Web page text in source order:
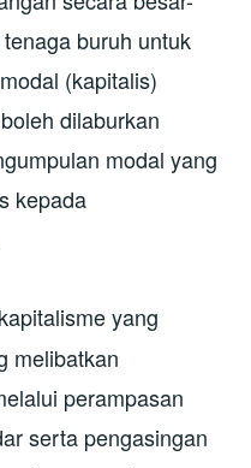
buruh untuk
(kapitalis)
dilaburkan
modal yang
kepada
yang
melibatkan
perampasan
serta pengasingan